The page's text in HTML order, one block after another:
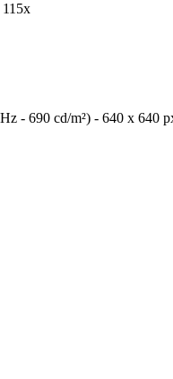
- 690 cd/m²) - 640 x 640